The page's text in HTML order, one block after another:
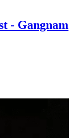
- Gangnam